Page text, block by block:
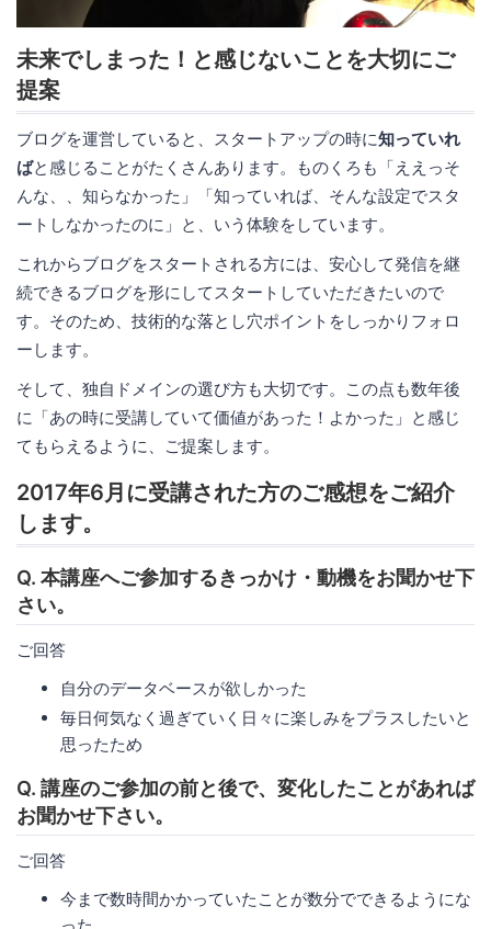
未来でしまった！と感じないことを大切にご
提案
ブログを運営していると、スタートアップの時に知っていれ
ばと感じることがたくさんあります。ものくろも「ええっそ
んな、、知らなかった」「知っていれば、そんな設定でスタ
ートしなかったのに」と、いう体験をしています。
これからブログをスタートされる方には、安心して発信を継
続できるブログを形にしてスタートしていただきたいので
す。そのため、技術的な落とし穴ポイントをしっかりフォロ
ーします。
そして、独自ドメインの選び方も大切です。この点も数年後
に「あの時に受講していて価値があった！よかった」と感じ
てもらえるように、ご提案します。
2017年6月に受講された方のご感想をご紹介
します。
Q. 本講座へご参加するきっかけ・動機をお聞かせ下
さい。
ご回答
自分のデータベースが欲しかった
毎日何気なく過ぎていく日々に楽しみをプラスしたいと
思ったため
Q. 講座のご参加の前と後で、変化したことがあれば
お聞かせ下さい。
ご回答
今まで数時間かかっていたことが数分でできるようにな
った